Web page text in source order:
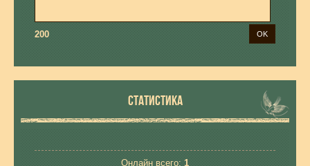
200
СТАТИСТИКА
Онлайн всего: 1